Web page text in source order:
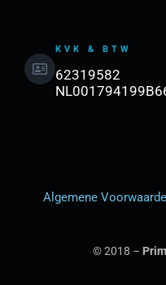
KVK & BTW
62319582
Algemene
© 2018 –